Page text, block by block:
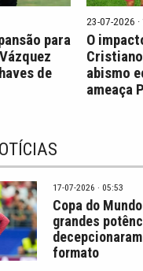
para
de
23-07-2026 ·
O
abismo
ameaça
17-07-2026 · 05:53
Copa do
grandes
formato